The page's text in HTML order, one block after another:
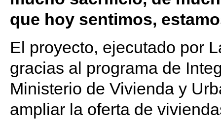
que hoy sentimos,
El proyecto, ejecutado por
gracias al programa de
Ministerio de Vivienda y
ampliar la oferta de